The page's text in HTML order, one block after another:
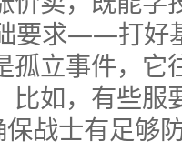
要求——打好
孤立事件，它
比如，有些服
保战士有足够